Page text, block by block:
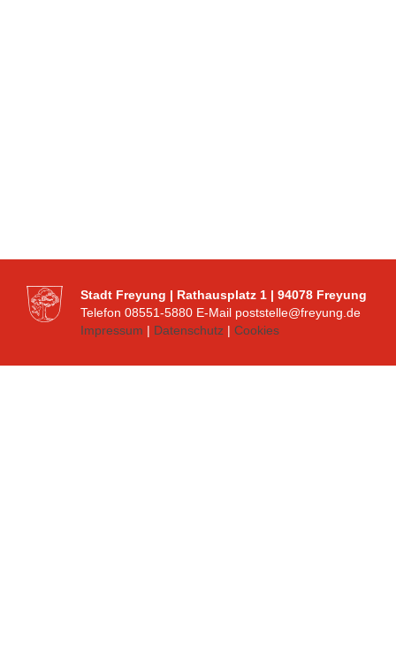
Stadt Freyung | Rathausplatz 1 | 94078 Freyung
Telefon 08551-5880 E-Mail poststelle@freyung.de
Impressum | Datenschutz | Cookies